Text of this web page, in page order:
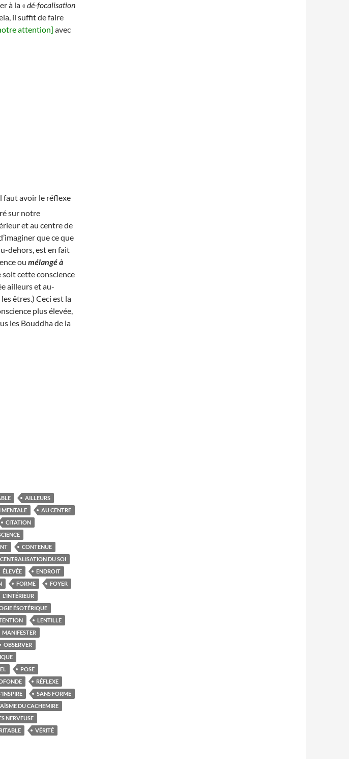
à la « dé-focalisation
il suffit de faire
attention] avec
faut avoir le réflexe
sur notre
et au centre de
que ce que
dehors, est en fait
ou mélangé à
soit cette conscience
ailleurs et au-
êtres.) Ceci est la
plus élevée,
les Bouddha de la
AILLEURS
AU CENTRE
CITATION
CONTENUE
DU SOI
ÉLEVÉE
ENDROIT
FORME
FOYER
L'INTÉRIEUR
ÉSOTÉRIQUE
LENTILLE
MANIFESTER
OBSERVER
POSE
RÉFLEXE
SANS FORME
DU CACHEMIRE
NERVEUSE
VÉRITÉ